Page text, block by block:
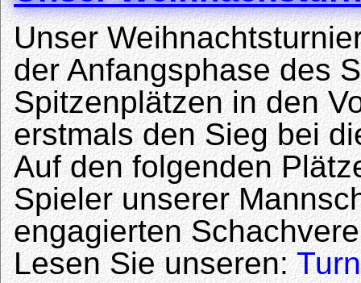
Unser
der Anfangsphase des
Spitzenplätzen in den
erstmals den Sieg bei
Auf den folgenden
Spieler unserer
engagierten
Lesen Sie unseren: